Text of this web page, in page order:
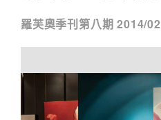
羅芙奧季刊第八期 2014/